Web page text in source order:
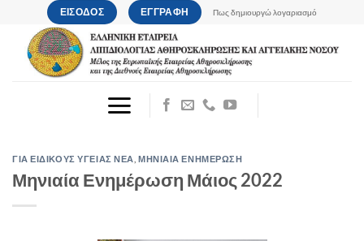
Μετάβαση
περιεχόμενο
ΕΙΣΟΔΟΣ ΕΓΓΡΑΦΗ Πως δημιουργώ λογαριασμό
ΓΙΑ ΕΙΔΙΚΟΥΣ ΥΓΕΙΑΣ ΝΕΑ ,ΜΗΝΙΑΙΑ ΕΝΗΜΕΡΩΣΗ
Μηνιαία Ενημέρωση Μάιος 2022